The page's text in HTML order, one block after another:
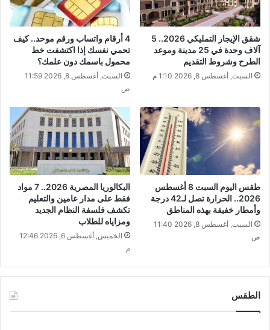
شقق الإيجار التمليكي 2026.. 5
آلاف وحدة في 25 مدينة وموعد
الطرح وشروط التقديم
السبت, أغسطس 8, 2026 1:10 م
​4 أرقام واتساب ورقم موحد.. كيف
تحمي نفسك إذا اكتشفت خط
محمول باسمك دون علمك؟
السبت, أغسطس 8, 2026 11:59
ص
طقس اليوم السبت 8 أغسطس
2026.. الحرارة تصل لـ42 درجة
وأمطار خفيفة بهذه المناطق
السبت, أغسطس 8, 2026 11:40
ص
البكالوريا المصرية 2026.. 7 مواد
فقط على مدار عامين والتعليم
تكشف فلسفة النظام الجديد
ومزاياه للطلاب
الخميس, أغسطس 6, 2026 12:46
م
الطقس